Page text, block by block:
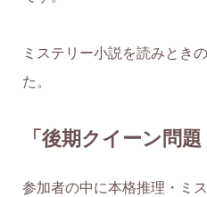
ミステリー小説を読みとき
た。
「後期クイーン問題
参加者の中に本格推理・ミ